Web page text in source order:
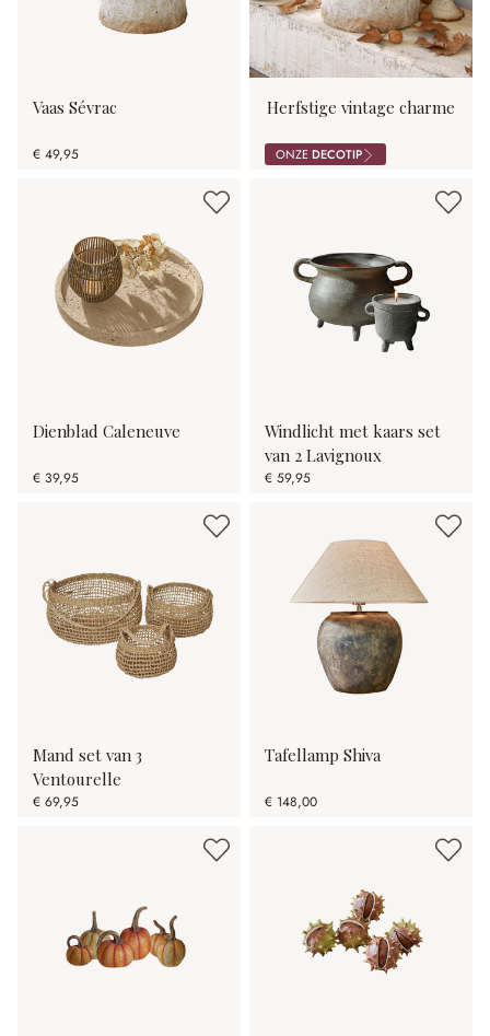
Vaas Sévrac
€ 49,95 ONZEDECOTIP
Herfstige vintage charme
Dienblad Caleneuve
€ 39,95
Windlicht met kaars set
van 2 Lavignoux
€ 59,95
Mand set van 3
Ventourelle
€ 69,95
Tafellamp Shiva
€ 148,00